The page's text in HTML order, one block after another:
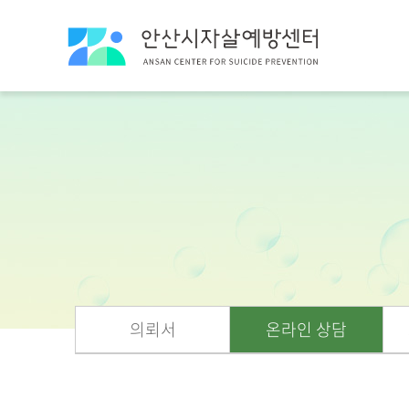
의뢰서 온라인 상담